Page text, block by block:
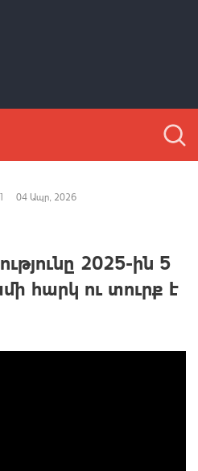
04 Ապր, 2026
2025-ին 5
հարկ ու տուրք է